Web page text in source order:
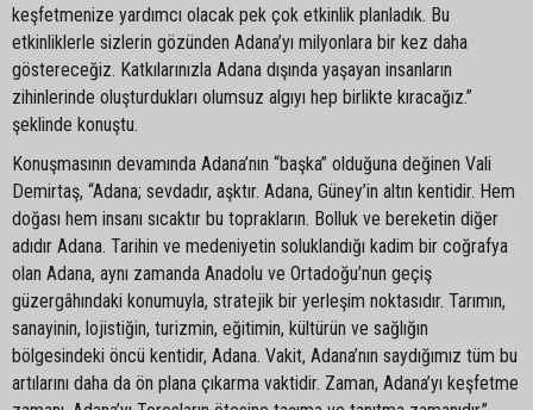
keşfetmenize yardımcı olacak pek çok etkinlik planladık. Bu
etkinliklerle sizlerin gözünden Adana’yı milyonlara bir kez daha
göstereceğiz. Katkılarınızla Adana dışında yaşayan insanların
zihinlerinde oluşturdukları olumsuz algıyı hep birlikte kıracağız.”
şeklinde konuştu.
Konuşmasının devamında Adana’nın “başka” olduğuna değinen Vali
Demirtaş, “Adana; sevdadır, aşktır. Adana, Güney’in altın kentidir. Hem
doğası hem insanı sıcaktır bu toprakların. Bolluk ve bereketin diğer
adıdır Adana. Tarihin ve medeniyetin soluklandığı kadim bir coğrafya
olan Adana, aynı zamanda Anadolu ve Ortadoğu’nun geçiş
güzergâhındaki konumuyla, stratejik bir yerleşim noktasıdır. Tarımın,
sanayinin, lojistiğin, turizmin, eğitimin, kültürün ve sağlığın
bölgesindeki öncü kentidir, Adana. Vakit, Adana’nın saydığımız tüm bu
artılarını daha da ön plana çıkarma vaktidir. Zaman, Adana’yı keşfetme